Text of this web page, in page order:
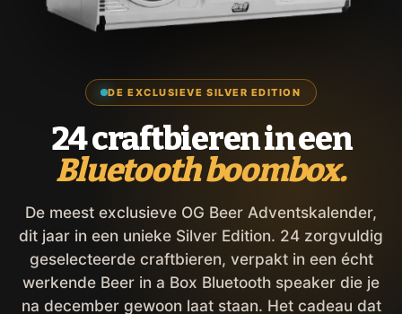
DE EXCLUSIEVE SILVER EDITION
24 craftbieren in een
Bluetooth boombox.
De meest exclusieve OG Beer Adventskalender,
dit jaar in een unieke Silver Edition. 24 zorgvuldig
geselecteerde craftbieren, verpakt in een écht
werkende Beer in a Box Bluetooth speaker die je
na december gewoon laat staan. Het cadeau dat